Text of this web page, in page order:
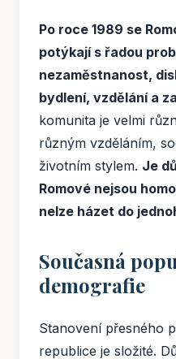
Po roce 1989 se
potýkají s řadou
nezaměstnanost,
bydlení, vzdělání a
komunita je velmi
různým vzděláním,
životním stylem. Je
Romové nejsou
nelze házet do
Současná
demografie
Stanovení přesného
republice je složité.